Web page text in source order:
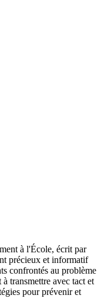
à l'École, écrit par
précieux et informatif
confrontés au problème
transmettre avec tact et
pour prévenir et